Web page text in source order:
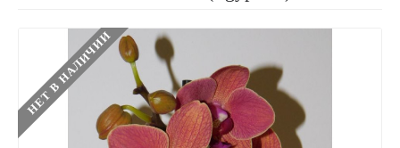
НЕТ В НАЛИЧИИ